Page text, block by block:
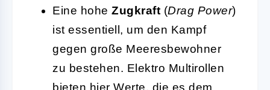
Eine hohe Zugkraft (Drag Power)
ist essentiell, um den Kampf
gegen große Meeresbewohner
zu bestehen. Elektro Multirollen
bieten hier Werte, die es dem